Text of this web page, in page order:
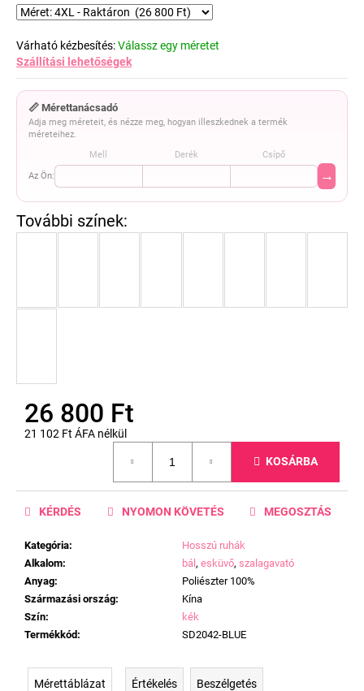
Várható kézbesítés:Válassz egy méretet
Szállítási lehetőségek
📏 Mérettanácsadó
Adja meg méreteit, és nézze meg, hogyan illeszkednek a termék
méreteihez.
Mell
Derék Csípő
Az Ön: →
26 800 Ft
21 102 Ft ÁFA nélkül
KOSÁRBA
Kategória:
Hosszú ruhák
Alkalom: bál , esküvő, szalagavató
Anyag:
Poliészter 100%
Származási ország:
Kína
Szín:
kék
Termékkód : SD2042-BLUE
KÉRDÉS NYOMON KÖVETÉS MEGOSZTÁS
Mérettáblázat Értékelés Beszélgetés